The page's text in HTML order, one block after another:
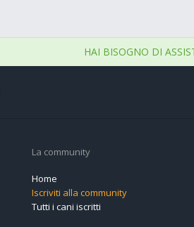
HAI BISOGNO DI
La community
Home
Iscriviti alla community
Tutti i cani iscritti